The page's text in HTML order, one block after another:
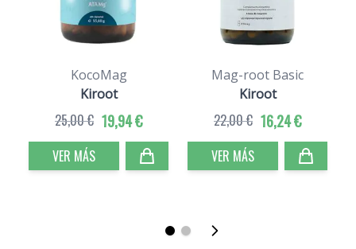
KocoMag
Kiroot
19,94 €
25,00 €
VER MÁS
Mag-root Basic
Kiroot
16,24 €
22,00 €
VER MÁS